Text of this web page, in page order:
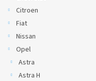
Citroen
Fiat
Nissan
Opel
Astra
Astra H